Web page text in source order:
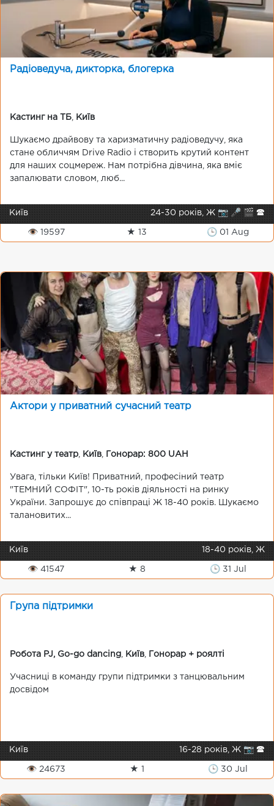
Радіоведуча, дикторка, блогерка
Кастинг на ТБ Київ
Шукаємо драйвову та харизматичну радіоведучу, яка
стане обличчям Drive Radio і створить крутий контент
для наших соцмереж. Нам потрібна дівчина, яка вміє
запалювати словом, люб...
Київ 24-30 років, Ж 📷 🎤 🎬 🕿
👁 19597 ★ 13 🕒 01 Aug
Актори у приватний сучасний театр
Кастинг у театр Київ Гонорар: 800 UAH
Увага, тiльки Київ! Приватний, професiний театр
"ТЕМНИЙ СОФІТ", 10-ть рокiв дiяльностi на ринку
України. Запрошує до співпраці Ж 18-40 років. Шукаємо
талановитих...
Київ 18-40 років, Ж
👁 41547 ★ 8 🕒 31 Jul
Група підтримки
Робота PJ, Go-go dancing Київ Гонорар + роялті
Учасниці в команду групи підтримки з танцювальним
досвідом
Київ 16-28 років, Ж 📷 🕿
👁 24673 ★ 1 🕒 30 Jul